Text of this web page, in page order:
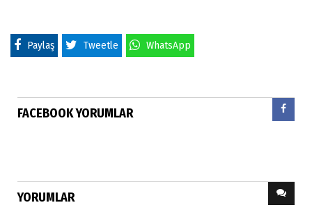
Paylaş Tweetle WhatsApp
FACEBOOK YORUMLAR
YORUMLAR